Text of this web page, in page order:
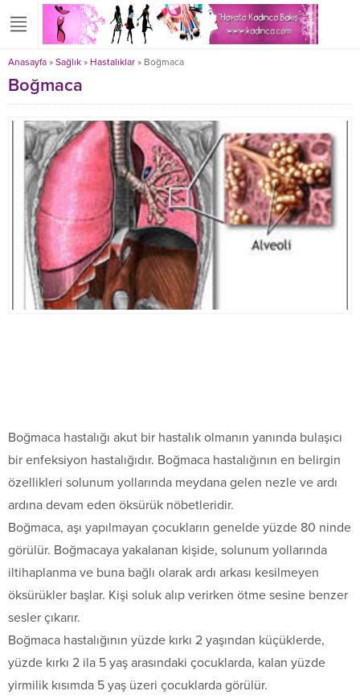
Anasayfa » Sağlık » Hastalıklar » Boğmaca
Boğmaca
Boğmaca hastalığı akut bir hastalık olmanın yanında bulaşıcı
bir enfeksiyon hastalığıdır. Boğmaca hastalığının en belirgin
özellikleri solunum yollarında meydana gelen nezle ve ardı
ardına devam eden öksürük nöbetleridir.
Boğmaca, aşı yapılmayan çocukların genelde yüzde 80 ninde
görülür. Boğmacaya yakalanan kişide, solunum yollarında
iltihaplanma ve buna bağlı olarak ardı arkası kesilmeyen
öksürükler başlar. Kişi soluk alıp verirken ötme sesine benzer
sesler çıkarır.
Boğmaca hastalığının yüzde kırkı 2 yaşından küçüklerde,
yüzde kırkı 2 ila 5 yaş arasındaki çocuklarda, kalan yüzde
yirmilik kısımda 5 yaş üzeri çocuklarda görülür.